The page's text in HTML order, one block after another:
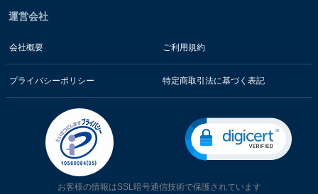
運営会社
会社概要 ご利用規約
プライバシーポリシー 特定商取引法に基づく表記
お客様の情報はSSL暗号通信技術で保護されています